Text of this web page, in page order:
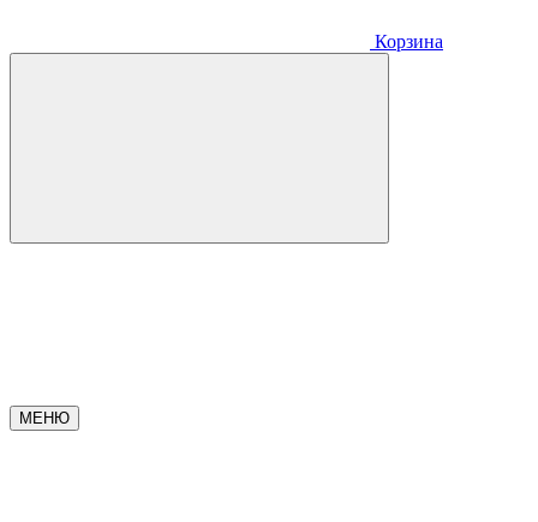
Корзина
МЕНЮ